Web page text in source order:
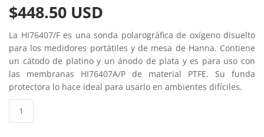
$448.50 USD
La HI76407/F es una sonda polarográfica de oxígeno disuelto
para los medidores portátiles y de mesa de Hanna. Contiene
un cátodo de platino y un ánodo de plata y es para uso con
las membranas HI76407A/P de material PTFE. Su funda
protectora lo hace ideal para usarlo en ambientes difíciles.
polarográfica